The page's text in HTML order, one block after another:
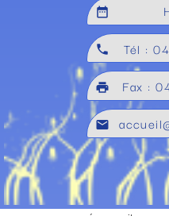
date_range
local_phone Tél :
local_printshop Fax :
mail